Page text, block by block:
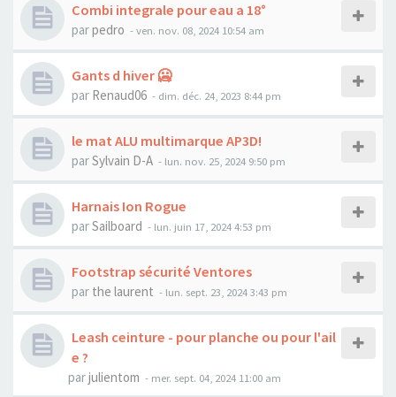
Combi integrale pour eau a 18°
parpedro -ven. nov. 08, 2024 10:54 am
Gants d hiver 🥶
par Renaud06 - dim. déc. 24, 2023 8:44 pm
le mat ALU multimarque AP3D!
parSylvain D-A - lun. nov. 25, 2024 9:50 pm
Harnais Ion Rogue
parSailboard - lun. juin 17, 2024 4:53 pm
Footstrap sécurité Ventores
par the laurent - lun. sept. 23, 2024 3:43 pm
Leash ceinture - pour planche ou pour l'ail
e ?
parjulientom - mer. sept. 04, 2024 11:00 am